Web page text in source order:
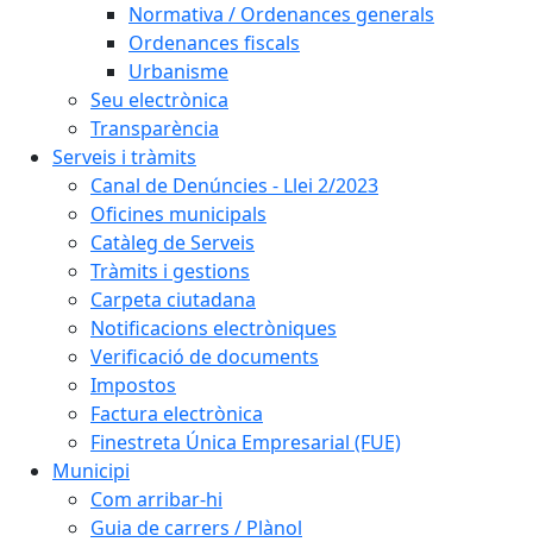
Normativa / Ordenances generals
Ordenances fiscals
Urbanisme
Seu electrònica
Transparència
Serveis i tràmits
Canal de Denúncies - Llei 2/2023
Oficines municipals
Catàleg de Serveis
Tràmits i gestions
Carpeta ciutadana
Notificacions electròniques
Verificació de documents
Impostos
Factura electrònica
Finestreta Única Empresarial (FUE)
Municipi
Com arribar-hi
Guia de carrers / Plànol